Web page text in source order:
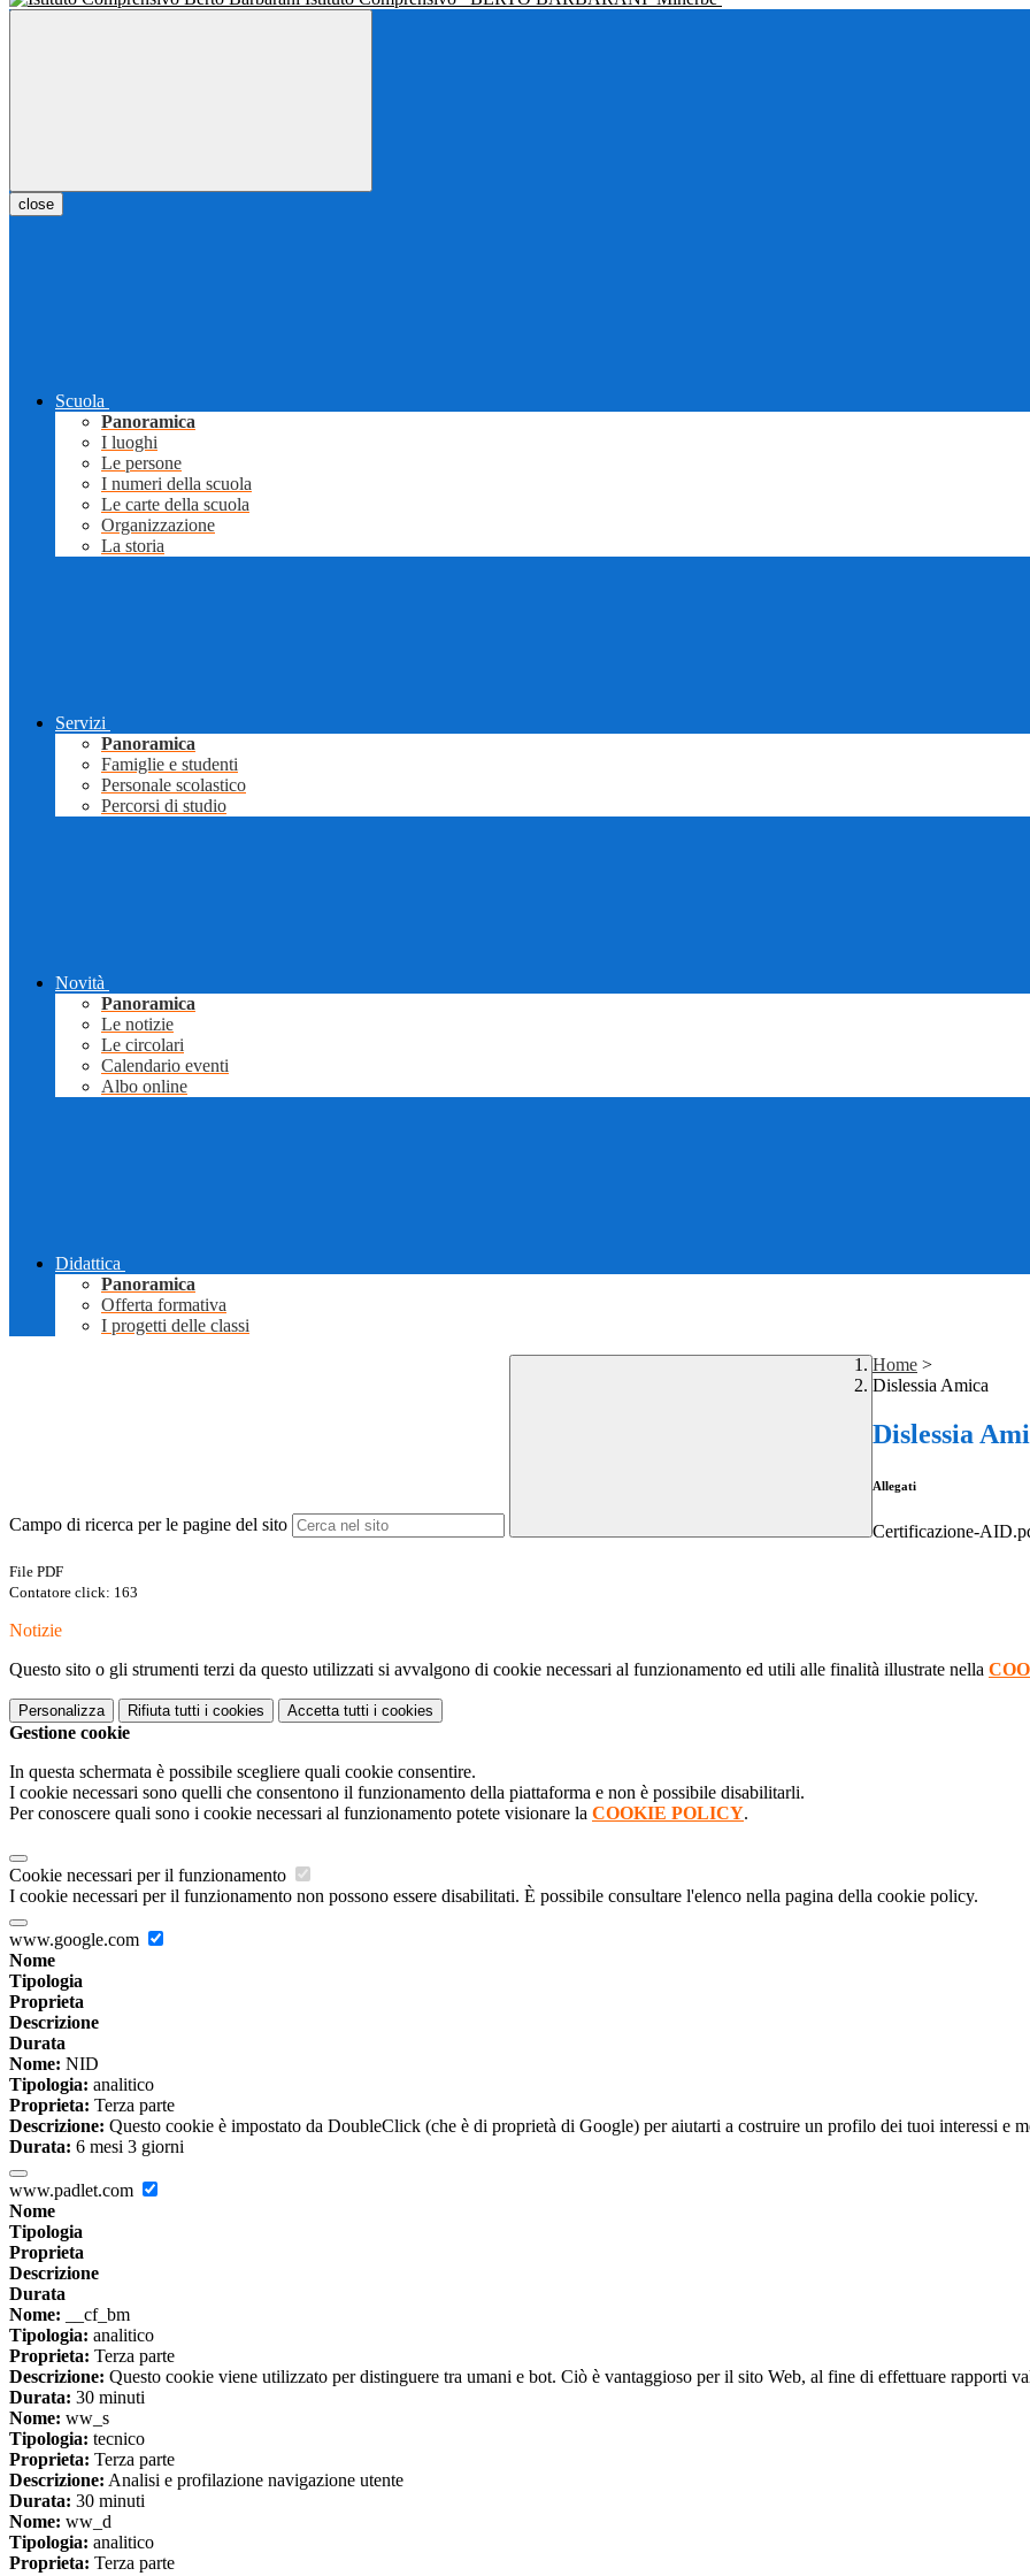
close
Scuola
Panoramica
I luoghi
Le persone
I numeri della scuola
Le carte della scuola
Organizzazione
La storia
Servizi
Panoramica
Famiglie e studenti
Personale scolastico
Percorsi di studio
Novità
Panoramica
Le notizie
Le circolari
Calendario eventi
Albo online
Didattica
Panoramica
Offerta formativa
I progetti delle classi
Campo di ricerca per le pagine del sito
Home >
Dislessia Amica
Dislessia
Allegati
Certificazione-
File PDF
Contatore click: 163
Notizie
Questo sito o gli strumenti terzi da questo utilizzati si avvalgono di cookie necessari al funzionamento ed utili alle finalità illustrate nella
Personalizza Rifiuta tutti i cookies Accetta tutti i cookies
Gestione cookie
In questa schermata è possibile scegliere quali cookie consentire.
I cookie necessari sono quelli che consentono il funzionamento della piattaforma e non è possibile disabilitarli.
Per conoscere quali sono i cookie necessari al funzionamento potete visionare la COOKIE POLICY.
Cookie necessari per il funzionamento
I cookie necessari per il funzionamento non possono essere disabilitati. È possibile consultare l'elenco nella pagina della cookie policy.
www.google.com
Nome
Tipologia
Proprieta
Descrizione
Durata
Nome: NID
Tipologia: analitico
Proprieta: Terza parte
Descrizione: Questo cookie è impostato da DoubleClick (che è di proprietà di Google) per aiutarti a costruire un profilo dei tuoi interessi e
Durata: 6 mesi 3 giorni
www.padlet.com
Nome
Tipologia
Proprieta
Descrizione
Durata
Nome: __cf_bm
Tipologia: analitico
Proprieta: Terza parte
Descrizione: Questo cookie viene utilizzato per distinguere tra umani e bot. Ciò è vantaggioso per il sito Web, al fine di effettuare rapporti
Durata: 30 minuti
Nome: ww_s
Tipologia: tecnico
Proprieta: Terza parte
Descrizione: Analisi e profilazione navigazione utente
Durata: 30 minuti
Nome: ww_d
Tipologia: analitico
Proprieta: Terza parte